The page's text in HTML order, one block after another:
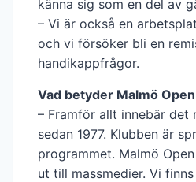
känna sig som en del av
– Vi är också en
och vi försöker bli en
handikappfrågor.
Vad betyder Malmö
– Framför allt innebär det
sedan 1977. Klubben är
programmet. Malmö
ut till massmedier. Vi